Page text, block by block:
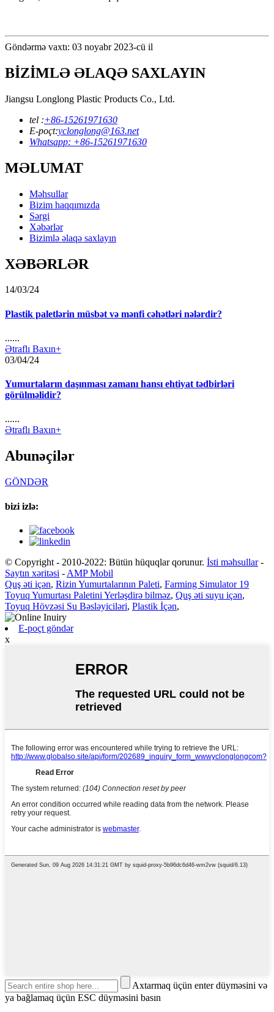
Göndərmə vaxtı: 03 noyabr 2023-cü il
BİZİMLƏ ƏLAQƏ SAXLAYIN
Jiangsu Longlong Plastic Products Co., Ltd.
tel :+86-15261971630
E-poçt:yclonglong@163.net
Whatsapp: +86-15261971630
MƏLUMAT
Məhsullar
Bizim haqqımızda
Sərgi
Xəbərlər
Bizimlə əlaqə saxlayın
XƏBƏRLƏR
14/03/24
Plastik paletlərin müsbət və mənfi cəhətləri nələrdir?
......
Ətraflı Baxın+
03/04/24
Yumurtaların daşınması zamanı hansı ehtiyat tədbirləri
görülməlidir?
......
Ətraflı Baxın+
Abunəçilər
GÖNDƏR
bizi izlə:
© Copyright - 2010-2022: Bütün hüquqlar qorunur. İsti məhsullar-
Saytın xəritəsi - AMP Mobil
Quş əti içən, Rizin Yumurtalarının Paleti, Farming Simulator 19
Toyuq Yumurtası Paletini Yerləşdirə bilməz, Quş əti suyu içən,
Toyuq Hövzəsi Su Bəsləyiciləri, Plastik İçən,
E-poçt göndər
x
Axtarmaq üçün enter düyməsini və
ya bağlamaq üçün ESC düyməsini basın